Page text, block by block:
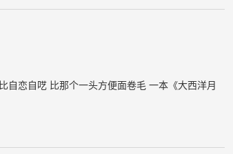
自恋自呓 比那个一头方便面卷毛 一本《大西洋月